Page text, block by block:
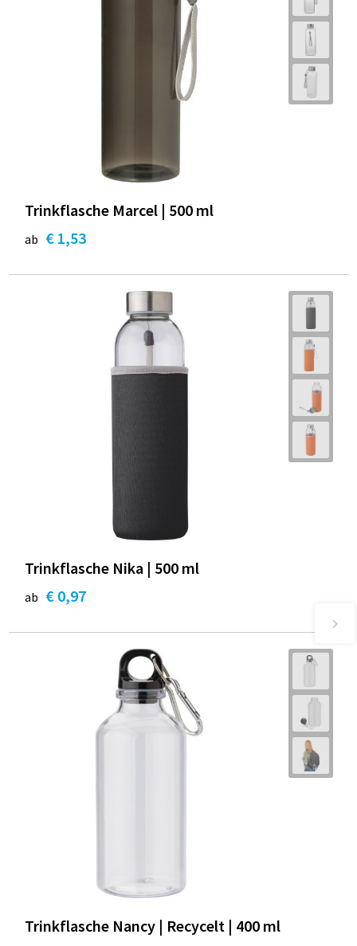
Trinkflasche Marcel | 500 ml
ab € 1,53
Trinkflasche Nika | 500 ml
ab € 0,97
Trinkflasche Nancy | Recycelt | 400 ml